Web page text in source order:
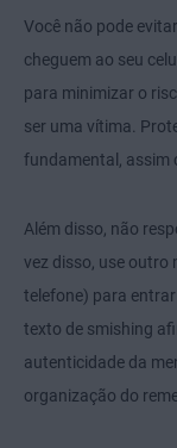
Você não pode
cheguem ao seu
para minimizar o
ser uma vítima.
fundamental, assim
Além disso, não
vez disso, use outro
telefone) para
texto de smishing
autenticidade da
organização do